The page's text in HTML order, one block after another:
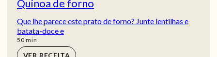
Quinoa de forno
Que lhe parece este prato de forno? Junte lentilhas e
batata-doce e
50min
min
VER RECEITA